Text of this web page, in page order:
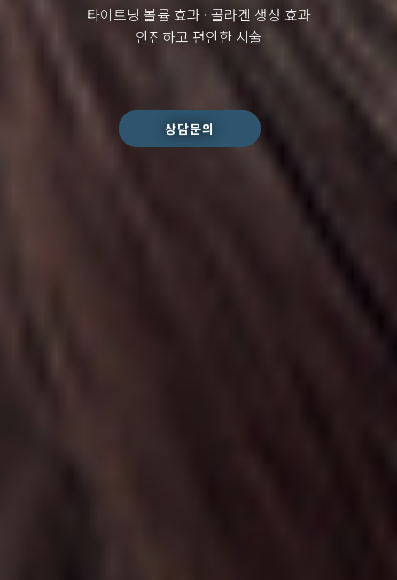
타이트닝 볼륨 효과 · 콜라겐 생성 효과
안전하고 편안한 시술
상담문의